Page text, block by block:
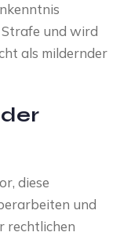
und wird
als mildernder
diese
und
rechtlichen